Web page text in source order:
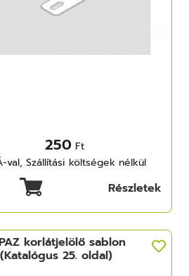
250 Ft
val, Szállítási költségek nélkül
Részletek
korlátjelölő sablon
(Katalógus 25. oldal)